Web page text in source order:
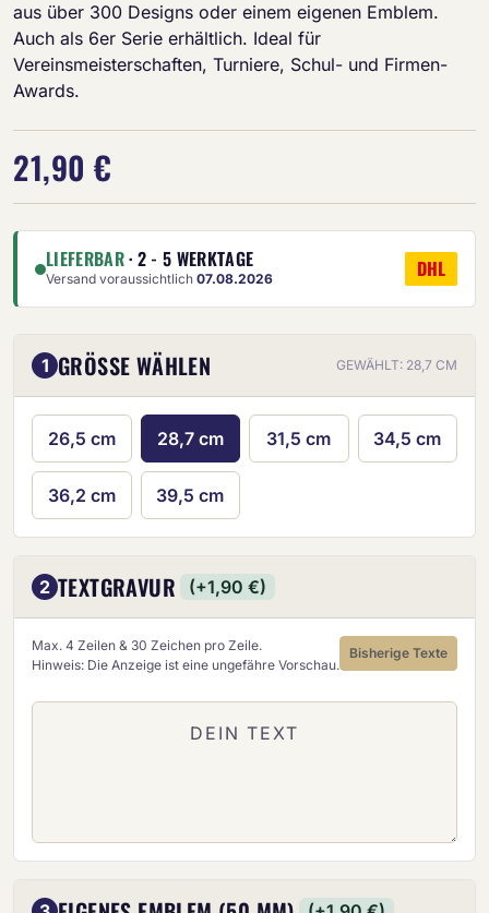
aus über 300 Designs oder einem eigenen Emblem.
Auch als 6er Serie erhältlich. Ideal für
Vereinsmeisterschaften, Turniere, Schul- und Firmen-
Awards.
21,90 €
LIEFERBAR· 2 - 5 WERKTAGE
Versand voraussichtlich 07.08.2026 DHL
1 GRÖSSE WÄHLEN GEWÄHLT: 28,7 CM
26,5 cm 28,7 cm 31,5 cm 34,5 cm
36,2 cm 39,5 cm
2 TEXTGRAVUR (+1,90 €)
Max. 4 Zeilen & 30 Zeichen pro Zeile.
Hinweis: Die Anzeige ist eine ungefähre Vorschau.
Bisherige Texte